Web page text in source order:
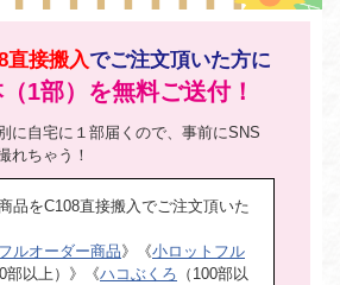
直接搬入でご注文頂いた方に
1部）を無料ご送付！
に自宅に１部届くので、事前にSNS
れちゃう！
品をC108直接搬入でご注文頂いた
フルオーダー商品》《小ロットフル
部以上）》《ハコぶくろ （100部以